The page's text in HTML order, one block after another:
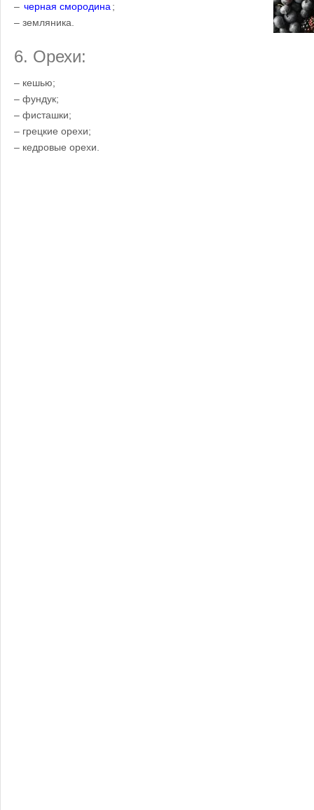
– черная смородина ;
– земляника.
6. Орехи:
– кешью;
– фундук;
– фисташки;
– грецкие орехи;
– кедровые орехи.